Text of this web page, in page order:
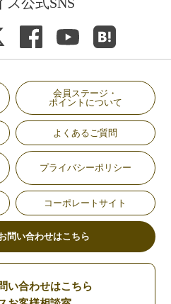
会員ステージ・
ポイントについて
よくあるご質問
プライバシーポリシー
コーポレートサイト
問い合わせはこちら
い合わせはこちら